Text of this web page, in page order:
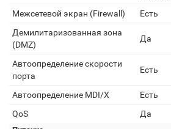
Межсетевой экран (Firewall)
Есть
Демилитаризованная зона
(DMZ)
Да
Автоопределение скорости
порта
Есть
Автоопределение MDI/X
Есть
QoS
Да